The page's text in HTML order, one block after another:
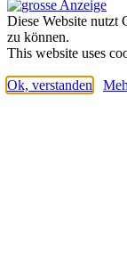
Diese Website nutzt
zu können.
This website uses
Ok, verstanden